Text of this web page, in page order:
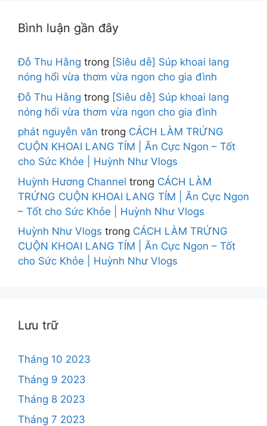
Bình luận gần đây
Đỗ Thu Hằng trong [Siêu dễ] Súp khoai lang
nóng hổi vừa thơm vừa ngon cho gia đình
Đỗ Thu Hằng trong [Siêu dễ] Súp khoai lang
nóng hổi vừa thơm vừa ngon cho gia đình
phát nguyễn văn trong CÁCH LÀM TRỨNG
CUỘN KHOAI LANG TÍM | Ăn Cực Ngon – Tốt
cho Sức Khỏe | Huỳnh Như Vlogs
Huỳnh Hương Channel trong CÁCH LÀM
TRỨNG CUỘN KHOAI LANG TÍM | Ăn Cực Ngon
– Tốt cho Sức Khỏe | Huỳnh Như Vlogs
Huỳnh Như Vlogs trong CÁCH LÀM TRỨNG
CUỘN KHOAI LANG TÍM | Ăn Cực Ngon – Tốt
cho Sức Khỏe | Huỳnh Như Vlogs
Lưu trữ
Tháng 10 2023
Tháng 9 2023
Tháng 8 2023
Tháng 7 2023